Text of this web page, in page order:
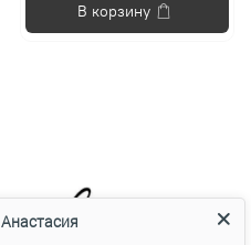
В корзину
Анастасия